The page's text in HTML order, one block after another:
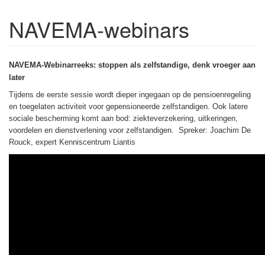
NAVEMA-webinars
NAVEMA-Webinarreeks: stoppen als zelfstandige, denk vroeger aan
later
Tijdens de eerste sessie wordt dieper ingegaan op de pensioenregeling
en toegelaten activiteit voor gepensioneerde zelfstandigen. Ook latere
sociale bescherming komt aan bod: ziekteverzekering, uitkeringen,
voordelen en dienstverlening voor zelfstandigen. Spreker: Joachim De
Rouck, expert Kenniscentrum Liantis